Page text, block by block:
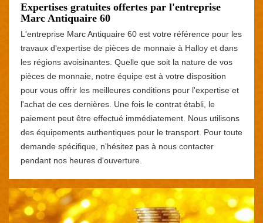
Expertises gratuites offertes par l'entreprise
Marc Antiquaire 60
L'entreprise Marc Antiquaire 60 est votre référence pour les
travaux d'expertise de pièces de monnaie à Halloy et dans
les régions avoisinantes. Quelle que soit la nature de vos
pièces de monnaie, notre équipe est à votre disposition
pour vous offrir les meilleures conditions pour l'expertise et
l'achat de ces dernières. Une fois le contrat établi, le
paiement peut être effectué immédiatement. Nous utilisons
des équipements authentiques pour le transport. Pour toute
demande spécifique, n'hésitez pas à nous contacter
pendant nos heures d'ouverture.